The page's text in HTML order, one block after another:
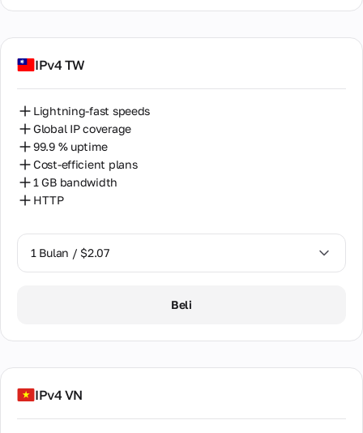
IPv4 TW
Lightning-fast speeds
Global IP coverage
99.9 % uptime
Cost-efficient plans
1 GB bandwidth
HTTP
1 Bulan / $2.07
Beli
IPv4 VN